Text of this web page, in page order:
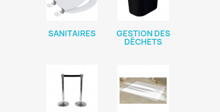
SANITAIRES GESTION DES
DÉCHETS